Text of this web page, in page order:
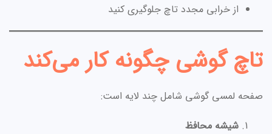
از خرابی مجدد تاچ جلوگیری کنید
تاچ گوشی چگونه کار می‌کند
صفحه لمسی گوشی شامل چند لایه است:
شیشه محافظ